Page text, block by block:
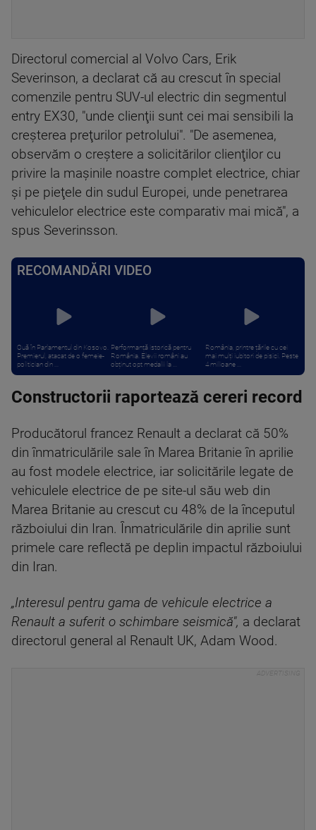
Directorul comercial al Volvo Cars, Erik
Severinson, a declarat că au crescut în special
comenzile pentru SUV-ul electric din segmentul
entry EX30, "unde clienţii sunt cei mai sensibili la
creşterea preţurilor petrolului". "De asemenea,
observăm o creştere a solicitărilor clienţilor cu
privire la maşinile noastre complet electrice, chiar
şi pe pieţele din sudul Europei, unde penetrarea
vehiculelor electrice este comparativ mai mică", a
spus Severinsson.
RECOMANDĂRI VIDEO
Ouă în Parlamentul din Kosovo.
Premierul, atacat de o femeie-
politician din ...
Performanță istorică pentru
România. Elevii români au
obținut opt medalii la ...
România, printre țările cu cei
mai mulți iubitori de pisici. Peste
4 milioane ...
Constructorii raportează cereri record
Producătorul francez Renault a declarat că 50%
din înmatriculările sale în Marea Britanie în aprilie
au fost modele electrice, iar solicitările legate de
vehiculele electrice de pe site-ul său web din
Marea Britanie au crescut cu 48% de la începutul
războiului din Iran. Înmatriculările din aprilie sunt
primele care reflectă pe deplin impactul războiului
din Iran.
„Interesul pentru gama de vehicule electrice a
Renault a suferit o schimbare seismică", a declarat
directorul general al Renault UK, Adam Wood.